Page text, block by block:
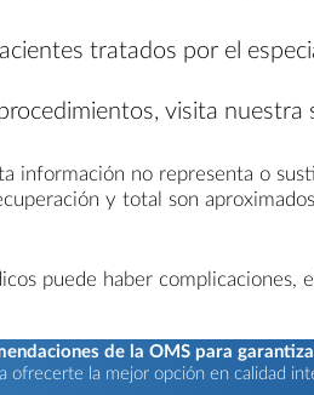
tratados por el
visita nuestra
información no representa o
y total son
puede haber
de la OMS para
ofrecerte la mejor opción en calidad